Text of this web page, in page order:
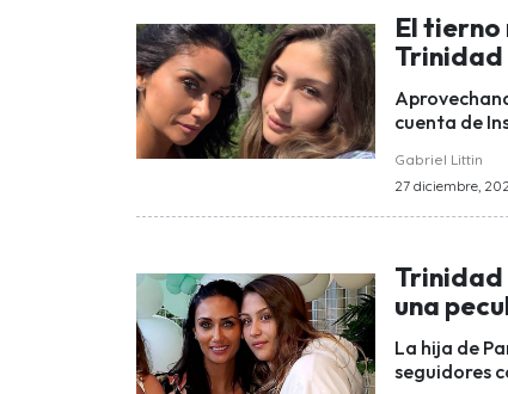
El tierno
cuenta de
Gabriel Littin
27 diciembre,
Trinidad
una
La hija de
seguidores